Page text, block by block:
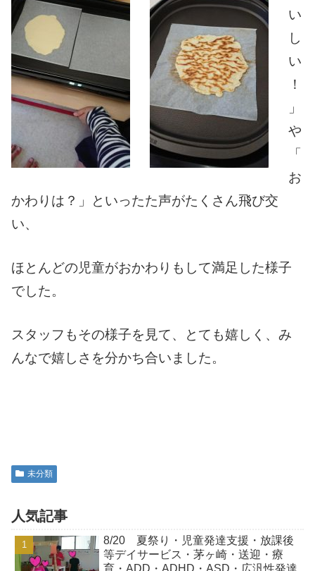
い
し
い
！
」
や
「
お
かわりは？」といったた声がたくさん飛び交
い、
ほとんどの児童がおかわりもして満足した様子
でした。
スタッフもその様子を見て、とても嬉しく、み
んなで嬉しさを分かち合いました。
未分類
人気記事
8/20 夏祭り・児童発達支援・放課後
等デイサービス・茅ヶ崎・送迎・療